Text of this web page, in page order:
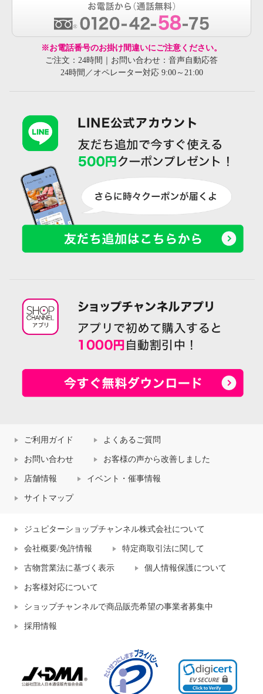
※お電話番号のお掛け間違いにご注意ください。
ご注文：24時間｜お問い合わせ：音声自動応答
24時間／オペレーター対応 9:00～21:00
ご利用ガイド よくあるご質問
お問い合わせ お客様の声から改善しました
店舗情報 イベント・催事情報
サイトマップ
ジュピターショップチャンネル株式会社について
会社概要/免許情報 特定商取引法に関して
古物営業法に基づく表示 個人情報保護について
お客様対応について
ショップチャンネルで商品販売希望の事業者募集中
採用情報